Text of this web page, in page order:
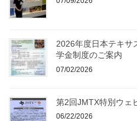
2026年度日本テキサ
学金制度のご案内
07/02/2026
第2回JMTX特別ウェ
06/22/2026